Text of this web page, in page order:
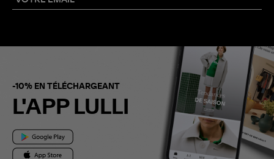
-10% EN TÉLÉCHARGEANT
L'APP LULLI